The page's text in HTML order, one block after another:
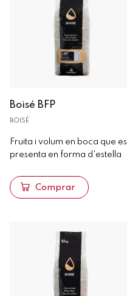
Boisé BFP
BOISÉ
Fruita i volum en boca que es
presenta en forma d'estella
Comprar